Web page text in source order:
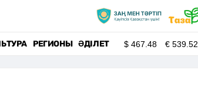
РЕГИОНЫ ӘДІЛЕТ $467.48 €539.52